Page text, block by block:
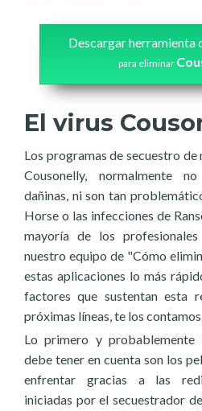
Descargar herramienta
para eliminar
El virus
Los programas de secuestro de
Cousonelly, normalmente
dañinas, ni son tan
Horse o las infecciones de
mayoría de los
nuestro equipo de "Cómo
estas aplicaciones lo más
factores que sustentan esta
próximas líneas, te los
Lo primero y
debe tener en cuenta son los
enfrentar gracias a las
iniciadas por el secuestrador